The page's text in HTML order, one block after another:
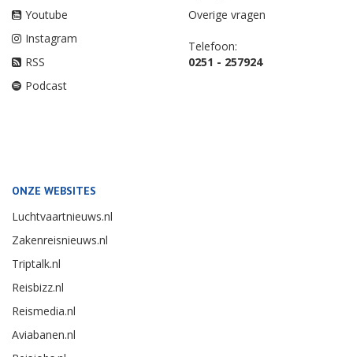
Youtube
Instagram
RSS
Podcast
Overige vragen
Telefoon:
0251 - 257924
ONZE WEBSITES
Luchtvaartnieuws.nl
Zakenreisnieuws.nl
Triptalk.nl
Reisbizz.nl
Reismedia.nl
Aviabanen.nl